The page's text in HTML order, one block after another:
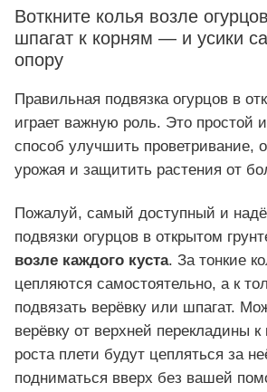
Воткните колья возле
шпагат к корням — и усики
опору
Правильная подвязка огурцов в
играет важную роль. Это простой
способ улучшить проветривание,
урожая и защитить растения от
Пожалуй, самый доступный и
подвязки огурцов в открытом
возле каждого куста. За тонкие
цепляются самостоятельно, а к
подвязать верёвку или шпагат.
верёвку от верхней перекладины
роста плети будут цепляться за
подниматься вверх без вашей